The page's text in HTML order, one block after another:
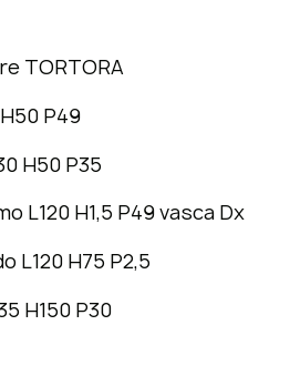
TORTORA
P49
H50 P35
L120 H1,5 P49 vasca Dx
L120 H75 P2,5
H150 P30